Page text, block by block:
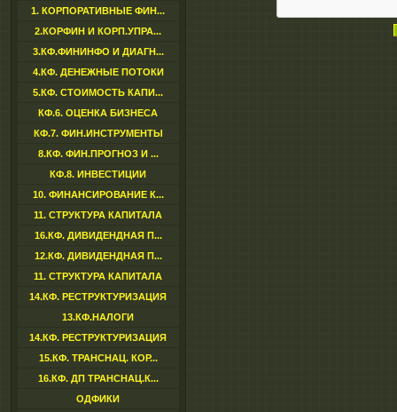
1. КОРПОРАТИВНЫЕ ФИН...
2.КОРФИН И КОРП.УПРА...
3.КФ.ФИНИНФО И ДИАГН...
4.КФ. ДЕНЕЖНЫЕ ПОТОКИ
5.КФ. СТОИМОСТЬ КАПИ...
КФ.6. ОЦЕНКА БИЗНЕСА
КФ.7. ФИН.ИНСТРУМЕНТЫ
8.КФ. ФИН.ПРОГНОЗ И ...
КФ.8. ИНВЕСТИЦИИ
10. ФИНАНСИРОВАНИЕ К...
11. СТРУКТУРА КАПИТАЛА
16.КФ. ДИВИДЕНДНАЯ П...
12.КФ. ДИВИДЕНДНАЯ П...
11. СТРУКТУРА КАПИТАЛА
14.КФ. РЕСТРУКТУРИЗАЦИЯ
13.КФ.НАЛОГИ
14.КФ. РЕСТРУКТУРИЗАЦИЯ
15.КФ. ТРАНСНАЦ. КОР...
16.КФ. ДП ТРАНСНАЦ.К...
ОДФИКИ